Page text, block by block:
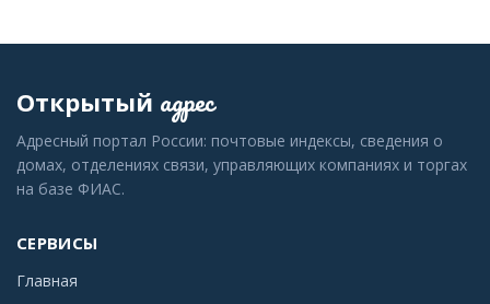
Открытый адрес
Адресный портал России: почтовые индексы, сведения о
домах, отделениях связи, управляющих компаниях и торгах
на базе ФИАС.
СЕРВИСЫ
Главная